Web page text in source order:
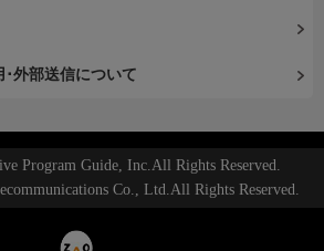
外部送信について
Program Guide, Inc.All Rights Reserved.
Co., Ltd.All Rights Reserved.